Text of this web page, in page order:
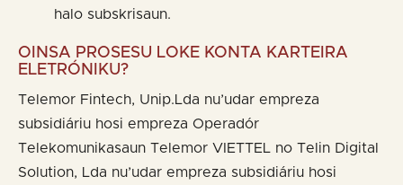
halo subskrisaun.
OINSA PROSESU LOKE KONTA KARTEIRA
ELETRÓNIKU?
Telemor Fintech, Unip.Lda nu’udar empreza
subsidiáriu hosi empreza Operadór
Telekomunikasaun Telemor VIETTEL no Telin Digital
Solution, Lda nu’udar empreza subsidiáriu hosi